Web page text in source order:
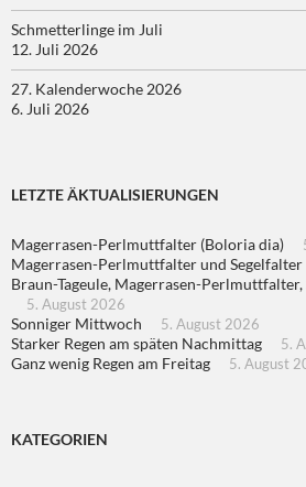
Schmetterlinge im Juli
12. Juli 2026
27. Kalenderwoche 2026
6. Juli 2026
LETZTE ÄKTUALISIERUNGEN
Magerrasen-Perlmuttfalter (Boloria dia)
Magerrasen-Perlmuttfalter und Segelfalter
Braun-Tageule, Magerrasen-
5. August 2026
Sonniger Mittwoch 5. August 2026
Starker Regen am späten Nachmittag 5.
Ganz wenig Regen am Freitag 5. August
KATEGORIEN